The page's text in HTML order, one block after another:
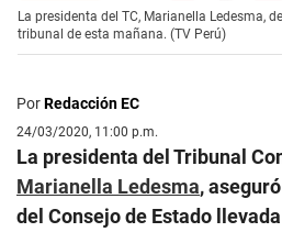
La presidenta del TC, Marianella Ledesma,
tribunal de esta mañana. (TV Perú)
PorRedacción EC
24/03/2020, 11:00 p.m.
La presidenta del Tribunal
Marianella Ledesma,
del Consejo de Estado